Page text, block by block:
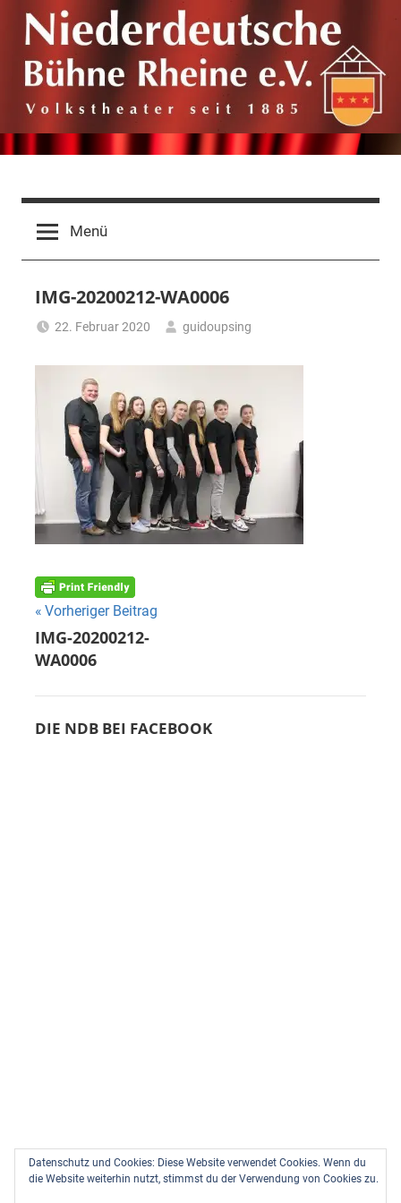
Zum
Inhalt
springen
Niederdeutsche
Bühne
Rheine
e.V.
1885
Menü
IMG-20200212-WA0006
22. Februar 2020 guidoupsing
Beitragsnavigation
Vorheriger Beitrag
IMG-20200212-
WA0006
DIE NDB BEI FACEBOOK
Datenschutz und Cookies: Diese Website verwendet Cookies. Wenn du
die Website weiterhin nutzt, stimmst du der Verwendung von Cookies zu.